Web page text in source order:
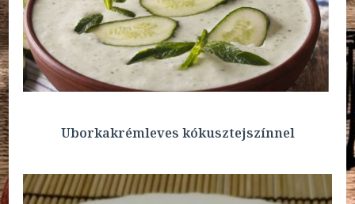
Uborkakrémleves kókusztejszínnel